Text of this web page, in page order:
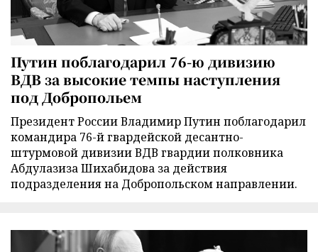
Путин поблагодарил 76-ю дивизию
ВДВ за высокие темпы наступления
под Добропольем
Президент России Владимир Путин поблагодарил
командира 76-й гвардейской десантно-
штурмовой дивизии ВДВ гвардии полковника
Абдулазиза Шихабидова за действия
подразделения на Добропольском направлении.